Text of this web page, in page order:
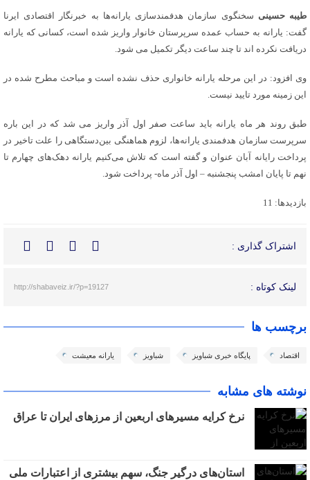
طیبه حسینی سخنگوی سازمان هدفمندسازی یارانه‌ها به خبرنگار اقتصادی ایرنا
گفت: یارانه به حساب عمده سرپرستان خانوار واریز شده است، کسانی که یارانه
دریافت نکرده اند تا چند ساعت دیگر تکمیل می شود.
وی افزود: در این مرحله یارانه خانواری حذف نشده است و مباحث مطرح شده در
این زمینه مورد تایید نیست.
طبق روند هر ماه یارانه باید ساعت صفر اول آذر واریز می شد که در این باره
سرپرست سازمان هدفمندی یارانه‌ها، لزوم هماهنگی بین‌دستگاهی را علت تاخیر در
پرداخت رایانه آبان عنوان و گفته است که تلاش می‌کنیم یارانه دهک‌های چهارم تا
نهم تا پایان امشب پنجشنبه – اول آذر ماه- پرداخت شود.
بازدیدها: 11
اشتراک گذاری :
لینک کوتاه : http://shabaveiz.ir/?p=19127
برچسب ها
اقتصاد پایگاه خبری شباویز شباویز یارانه معیشت
نوشته های مشابه
نرخ کرایه مسیرهای اربعین از مرزهای ایران تا عراق
استان‌های درگیر جنگ، سهم بیشتری از اعتبارات ملی